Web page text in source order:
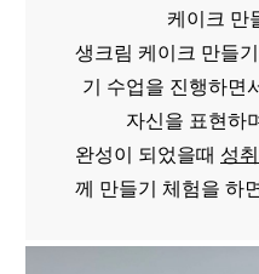
케이크 만
생크림 케이크 만들
기 수업을 진행하면
자신을 표현하
완성이 되었을때 성
께 만들기 체험을 하